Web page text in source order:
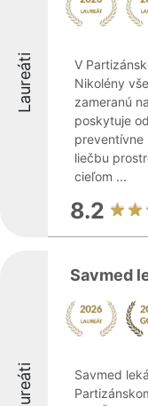
Laureáti
V
Nikolény
zameranú
poskytuje
preventívne
liečbu
cieľom ...
8.2
Laureáti
Savmed
Savmed